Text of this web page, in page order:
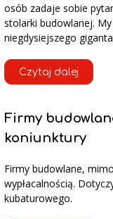
osób zadaje sobie
stolarki budowlanej.
niegdysiejszego
Czytaj dalej
Firmy
koniunktury
Firmy budowlane,
wypłacalnością.
kubaturowego.